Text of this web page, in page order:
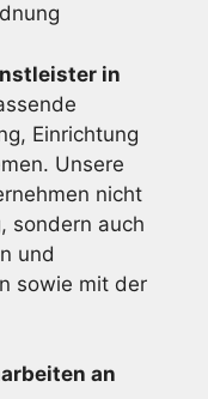
in
Einrichtung
Unsere
nicht
sondern auch
und
sowie mit der
an